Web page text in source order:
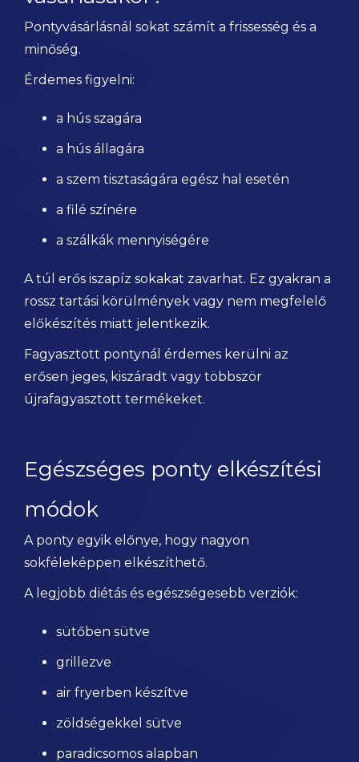
Pontyvásárlásnál sokat számít a frissesség és a
minőség.
Érdemes figyelni:
a hús szagára
a hús állagára
a szem tisztaságára egész hal esetén
a filé színére
a szálkák mennyiségére
A túl erős iszapíz sokakat zavarhat. Ez gyakran a
rossz tartási körülmények vagy nem megfelelő
előkészítés miatt jelentkezik.
Fagyasztott pontynál érdemes kerülni az
erősen jeges, kiszáradt vagy többször
újrafagyasztott termékeket.
Egészséges ponty elkészítési
módok
A ponty egyik előnye, hogy nagyon
sokféleképpen elkészíthető.
A legjobb diétás és egészségesebb verziók:
sütőben sütve
grillezve
air fryerben készítve
zöldségekkel sütve
paradicsomos alapban